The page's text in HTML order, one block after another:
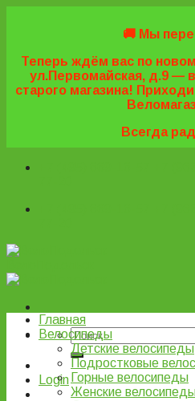
🚚 Мы
Теперь ждём вас по
ул.Первомайская, д.9 —
старого магазина!
Всегда
Login
Главная
Велосипеды
Детские велосипеды
Подростковые
Горные велосипеды
Женские